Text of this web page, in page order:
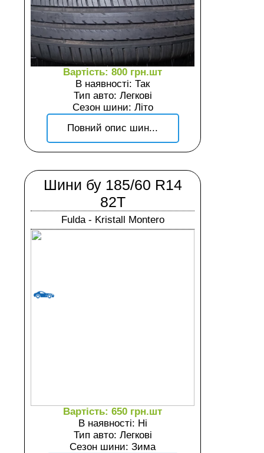
Вартість: 800 грн.шт
В наявності: Так
Тип авто: Легкові
Сезон шини: Літо
Повний опис шин...
Шини бу 185/60 R14
82T
Fulda - Kristall Montero
Вартість: 650 грн.шт
В наявності: Ні
Тип авто: Легкові
Сезон шини: Зима